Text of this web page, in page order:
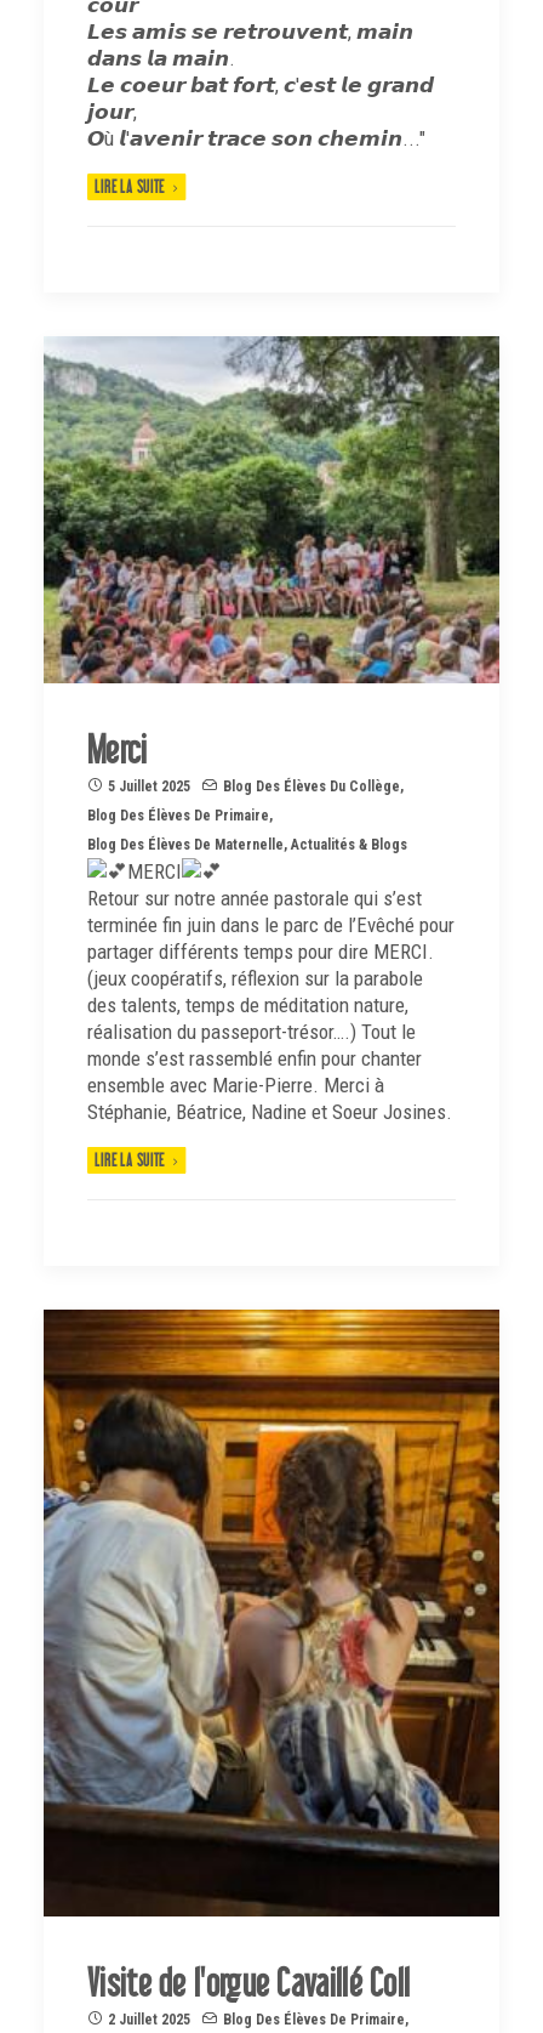
𝙇𝙚𝙨 𝙖𝙢𝙞𝙨 𝙨𝙚 𝙧𝙚𝙩𝙧𝙤𝙪𝙫𝙚𝙣𝙩, 𝙢𝙖𝙞𝙣
𝙙𝙖𝙣𝙨 𝙡𝙖 𝙢𝙖𝙞𝙣.
𝙇𝙚 𝙘𝙤𝙚𝙪𝙧 𝙗𝙖𝙩 𝙛𝙤𝙧𝙩, 𝙘'𝙚𝙨𝙩 𝙡𝙚 𝙜𝙧𝙖𝙣𝙙
𝙟𝙤𝙪𝙧,
𝙊ù 𝙡'𝙖𝙫𝙚𝙣𝙞𝙧 𝙩𝙧𝙖𝙘𝙚 𝙨𝙤𝙣 𝙘𝙝𝙚𝙢𝙞𝙣..."
LIRE LA SUITE
Merci
5 Juillet 2025 Blog Des Élèves Du Collège,
Blog Des Élèves De Primaire,
Blog Des Élèves De Maternelle, Actualités & Blogs
MERCI
Retour sur notre année pastorale qui s’est
terminée fin juin dans le parc de l’Evêché pour
partager différents temps pour dire MERCI.
(jeux coopératifs, réflexion sur la parabole
des talents, temps de méditation nature,
réalisation du passeport-trésor….) Tout le
monde s’est rassemblé enfin pour chanter
ensemble avec Marie-Pierre. Merci à
Stéphanie, Béatrice, Nadine et Soeur Josines.
LIRE LA SUITE
Visite de l'orgue Cavaillé Coll
2 Juillet 2025 Blog Des Élèves De Primaire,